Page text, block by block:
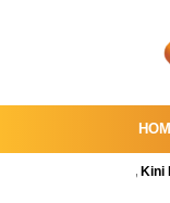
Kedua, Kini